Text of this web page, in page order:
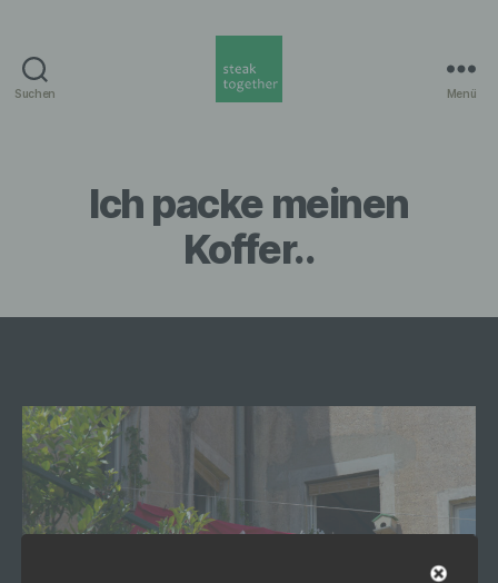
Suchen Menü
Ich packe meinen
Koffer..